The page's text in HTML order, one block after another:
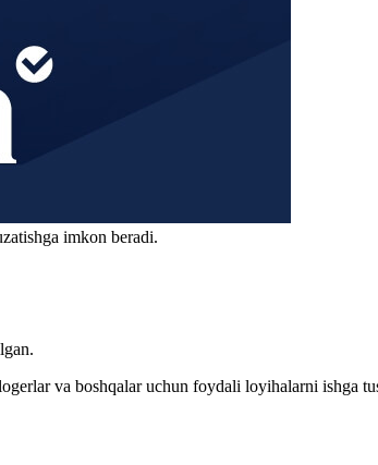
imkon beradi.
va boshqalar uchun foydali loyihalarni ishga